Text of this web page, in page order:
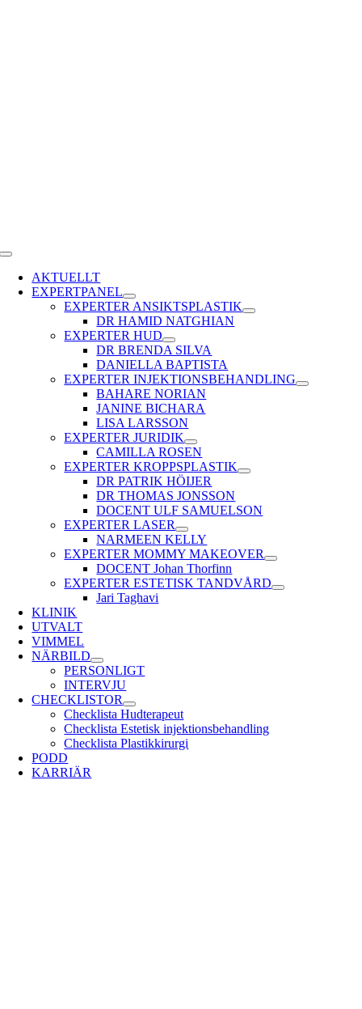
Toggle
NavigationAKTUELLT
EXPERTPANEL
EXPERTER ANSIKTSPLASTIK
DR HAMID NATGHIAN
EXPERTER HUD
DR BRENDA SILVA
DANIELLA BAPTISTA
EXPERTER INJEKTIONSBEHANDLING
BAHARE NORIAN
JANINE BICHARA
LISA LARSSON
EXPERTER JURIDIK
CAMILLA ROSEN
EXPERTER KROPPSPLASTIK
DR PATRIK HÖIJER
DR THOMAS JONSSON
DOCENT ULF SAMUELSON
EXPERTER LASER
NARMEEN KELLY
EXPERTER MOMMY MAKEOVER
DOCENT Johan Thorfinn
EXPERTER ESTETISK TANDVÅRD
Jari Taghavi
KLINIK
UTVALT
VIMMEL
NÄRBILD
PERSONLIGT
INTERVJU
CHECKLISTOR
Checklista Hudterapeut
Checklista Estetisk injektionsbehandling
Checklista Plastikkirurgi
PODD
KARRIÄR